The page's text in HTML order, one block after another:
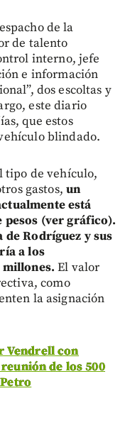
de la
de talento
interno, jefe
e información
dos escoltas y
este diario
que estos
blindado.
tipo de vehículo,
gastos,un
está
pesos (ver gráfico).
de Rodríguez y sus
a los
millones. El valor
como
la asignación
Vendrell con
de los 500